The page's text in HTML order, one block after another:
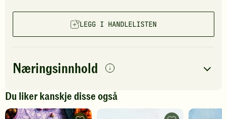
LEGG I HANDLELISTEN
Næringsinnhold
per porsjon
Navn på
antall
Energi 207kcal
Du liker kanskje disse også